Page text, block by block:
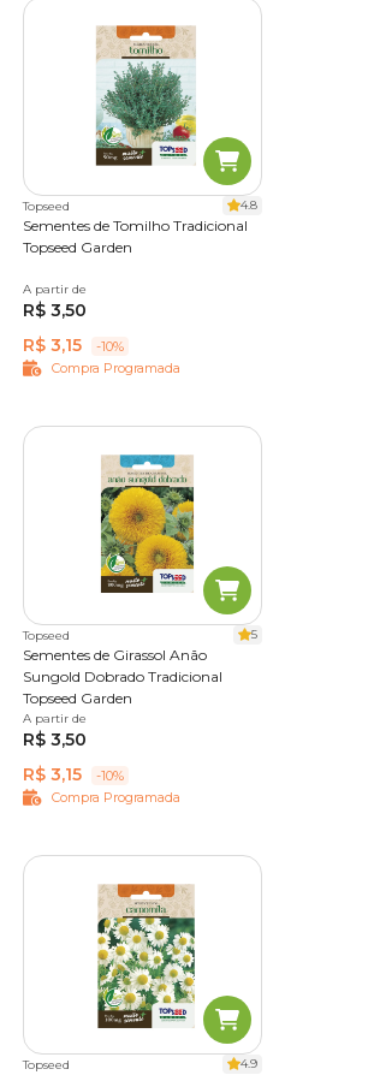
Topseed 4.8
Sementes de Tomilho Tradicional
Topseed Garden
Único
A partir de
R$ 3,50
R$ 3,15
-10%
Compra Programada
Topseed 5
Sementes de Girassol Anão
Sungold Dobrado Tradicional
Topseed Garden
Único
A partir de
R$ 3,50
R$ 3,15
-10%
Compra Programada
Topseed 4.9